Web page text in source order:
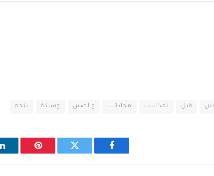
بين قبل لمكاسب محادثات والصين وشيكة يتجه
فيسبوك تويتر بينتيريست